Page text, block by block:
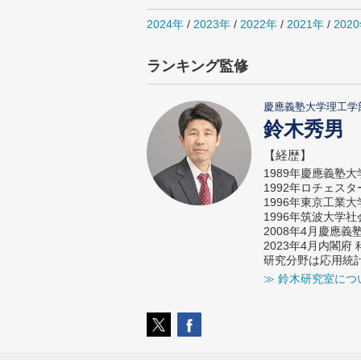
2024年 / 2023年 / 2022年 / 2021年 /
ランキング監修
慶應義塾大学理工
鈴木秀男
【経歴】
1989年慶應義塾
1992年ロチェス
1996年東京工業
1996年筑波大学
2008年4月慶應義
2023年4月内閣府
研究分野は応用統
≫ 鈴木研究室につ